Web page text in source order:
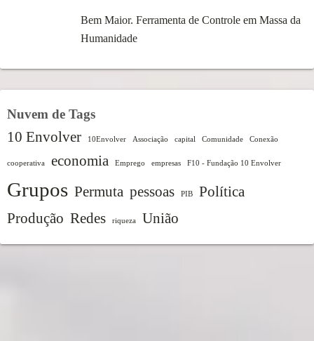
Bem Maior. Ferramenta de Controle em Massa da
Humanidade
Nuvem de Tags
10 Envolver 10Envolver Associação capital Comunidade Conexão
cooperativa economia Emprego empresas F10 - Fundação 10 Envolver
Grupos Permuta pessoas PIB
Política
Produção Redes riqueza União